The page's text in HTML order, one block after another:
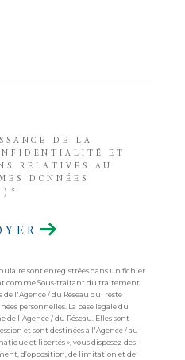
DE LA
ET
RELATIVES AU
DONNÉES
sont enregistrées dans un fichier
comme Sous-traitant du traitement
l'Agence / du Réseau qui reste
personnelles. La base légale du
l'Agence / du Réseau. Elles sont
et sont destinées à l'Agence / au
et libertés », vous disposez des
d’opposition, de limitation et de